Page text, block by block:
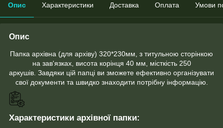
Опис Характеристики Доставка Оплата Умови
Опис
Папка архівна (для архіву) 320*230мм, з титульною сторінкою
на зав'язках, висота корінця 40 мм, місткість 250
аркушів. Завдяки цій папці ви зможете ефективно організувати
свої документи та швидко знаходити потрібну інформацію.
Характеристики архівної папки: